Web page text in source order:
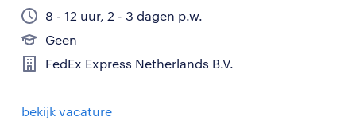
8 - 12 uur, 2 - 3 dagen p.w.
Geen
FedEx Express Netherlands B.V.
bekijk vacature